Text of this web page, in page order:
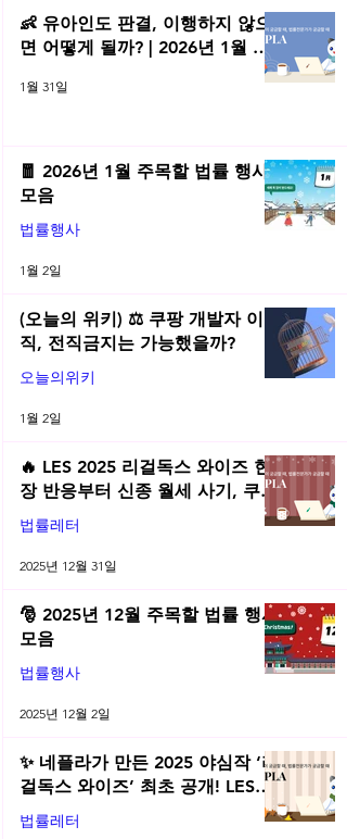
👶 유아인도 판결, 이행하지 않으
면 어떻게 될까? | 2026년 1월 네
1월 31일
🧧 2026년 1월 주목할 법률 행사
모음
법률행사
1월 2일
(오늘의 위키) ⚖️ 쿠팡 개발자 이
직, 전직금지는 가능했을까?
오늘의위키
1월 2일
🔥 LES 2025 리걸독스 와이즈 현
장 반응부터 신종 월세 사기, 쿠팡
전직금지 가처분 위키까지| 2025
년 12월 네플라 법률레터
법률레터
2025년 12월 31일
🎅 2025년 12월 주목할 법률 행사
모음
법률행사
2025년 12월 2일
✨ 네플라가 만든 2025 야심작 ‘리
걸독스 와이즈’ 최초 공개! LES
2025 무료 초청장 드려요! | 2025
년 11월 네플라 법률레터
법률레터